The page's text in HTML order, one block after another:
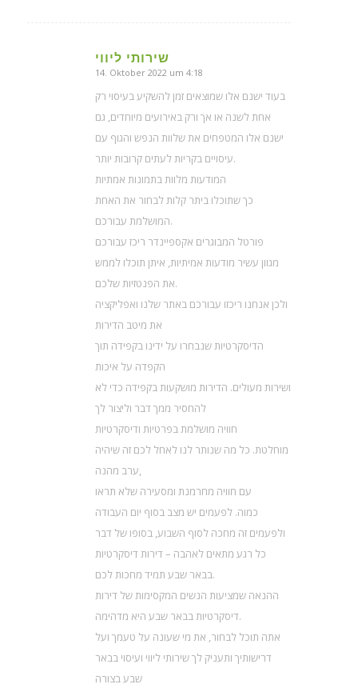
שירותי ליווי
sagte:
14. Oktober 2022 um 4:18
בעוד ישנם אלו שמוצאים זמן להשקיע בעיסוי רק
אחת לשנה או אך ורק באירועים מיוחדים, גם
ישנם אלו המטפחים את שלוות הנפש והגוף עם
עיסויים בקריות לעתים קרובות יותר.
המודעות מלוות בתמונות אמתיות
כך שתוכלו ביתר קלות לבחור את האחת
המושלמת עבורכם.
פורטל המבוגרים אקספיינדר ריכז עבורכם
מגוון עשיר מודעות אמיתיות, איתן תוכלו לממש
את הפנטזיות שלכם.
ולכן אנחנו ריכזו עבורכם באתר שלנו ואפליקציה
את מיטב הדירות
הדיסקרטיות שנבחרו על ידינו בקפידה תוך
הקפדה על איכות
ושירות מעולים. הדירות מושקעות בקפידה כדי לא
להחסיר ממך דבר וליצור לך
חוויה מושלמת בפרטיות ודיסקרטיות
מוחלטת. כל מה שנותר לנו לאחל לכם זה שיהיה
ערב מהנה,
עם חוויה מחרמנת ומסעירה שלא תראו
כמוה. לפעמים יש מצב בסוף יום העבודה
ולפעמים זה מחכה לסוף השבוע, בסופו של דבר
כל רגע מתאים לאהבה – דירות דיסקרטיות
בבאר שבע תמיד מחכות לכם.
ההנאה שמציעות הנשים המקסימות של דירות
דיסקרטיות בבאר שבע היא מדהימה.
אתה תוכל לבחור, את מי שעונה על טעמך ועל
דרישותיך ותעניק לך שירותי ליווי ועיסוי בבאר
שבע בצורה